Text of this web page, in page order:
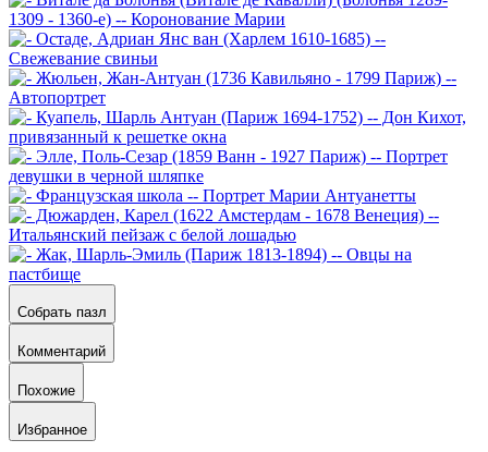
Собрать пазл
Комментарий
Похожие
Избранное